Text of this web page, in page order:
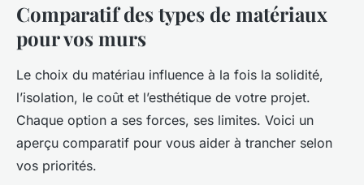
Comparatif des types de matériaux
pour vos murs
Le choix du matériau influence à la fois la solidité,
l’isolation, le coût et l’esthétique de votre projet.
Chaque option a ses forces, ses limites. Voici un
aperçu comparatif pour vous aider à trancher selon
vos priorités.